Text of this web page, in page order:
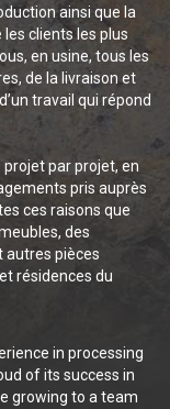
ainsi que la
clients les plus
en usine, tous les
de la livraison et
travail qui répond
projet par projet, en
pris auprès
ces raisons que
des
autres pièces
résidences du
in processing
of its success in
growing to a team